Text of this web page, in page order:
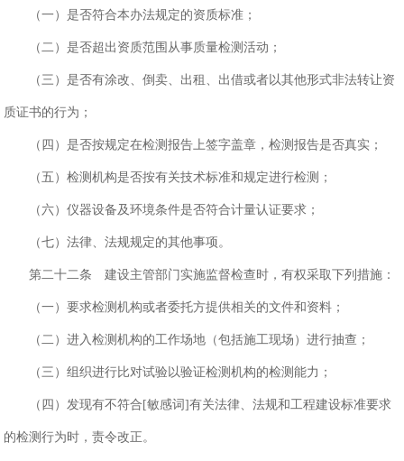
（一）是否符合本办法规定的资质标准；
（二）是否超出资质范围从事质量检测活动；
（三）是否有涂改、倒卖、出租、出借或者以其他形式非法转让资
质证书的行为；
（四）是否按规定在检测报告上签字盖章，检测报告是否真实；
（五）检测机构是否按有关技术标准和规定进行检测；
（六）仪器设备及环境条件是否符合计量认证要求；
（七）法律、法规规定的其他事项。
第二十二条 建设主管部门实施监督检查时，有权采取下列措施：
（一）要求检测机构或者委托方提供相关的文件和资料；
（二）进入检测机构的工作场地（包括施工现场）进行抽查；
（三）组织进行比对试验以验证检测机构的检测能力；
（四）发现有不符合[敏感词]有关法律、法规和工程建设标准要求
的检测行为时，责令改正。